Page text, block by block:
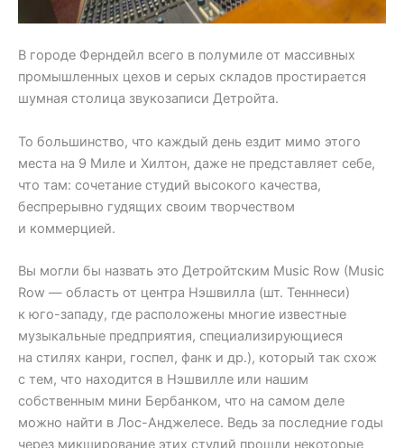
В городе Ферндейл всего в полумиле от массивных
промышленных цехов и серых складов простирается
шумная столица звукозаписи Детройта.
То большинство, что каждый день ездит мимо этого
места на 9 Миле и Хилтон, даже не представляет себе,
что там: сочетание студий высокого качества,
беспрерывно гудящих своим творчеством
и коммерцией.
Вы могли бы назвать это Детройтским Music Row (Music
Row — область от центра Нэшвилла (шт. Тенннеси)
к юго-западу, где расположены многие известные
музыкальные предприятия, специализирующиеся
на стилях канри, госпел, фанк и др.), который так схож
с тем, что находится в Нэшвилле или нашим
собственным мини Бербанком, что на самом деле
можно найти в Лос-Анджелесе. Ведь за последние годы
через микширование этих студий прошли некоторые